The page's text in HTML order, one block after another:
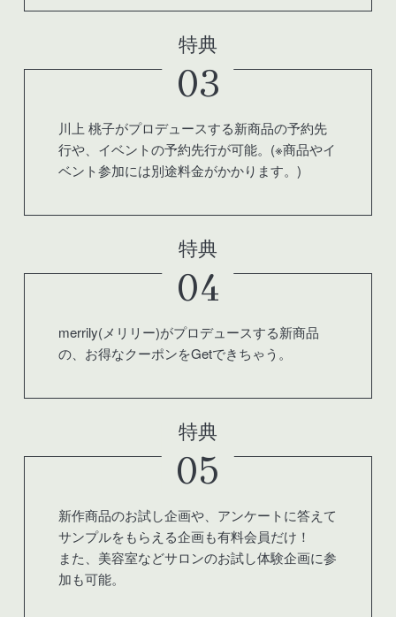
特典
03
川上 桃子がプロデュースする新商品の予約先
行や、イベントの予約先行が可能。(※商品やイ
ベント参加には別途料金がかかります。)
特典
04
merrily(メリリー)がプロデュースする新商品
の、お得なクーポンをGetできちゃう。
特典
05
新作商品のお試し企画や、アンケートに答えて
サンプルをもらえる企画も有料会員だけ！
また、美容室などサロンのお試し体験企画に参
加も可能。